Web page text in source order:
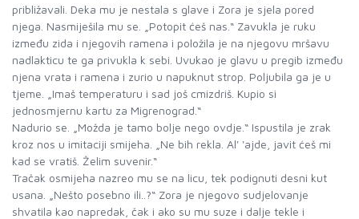
približavali. Deka mu je nestala s glave i Zora je sjela pored
njega. Nasmiješila mu se. „Potopit ćeš nas.“ Zavukla je ruku
između zida i njegovih ramena i položila je na njegovu mršavu
nadlakticu te ga privukla k sebi. Uvukao je glavu u pregib između
njena vrata i ramena i zurio u napuknut strop. Poljubila ga je u
tjeme. „Imaš temperaturu i sad još cmizdriš. Kupio si
jednosmjernu kartu za Migrenograd.“
Nadurio se. „Možda je tamo bolje nego ovdje.“ Ispustila je zrak
kroz nos u imitaciji smijeha. „Ne bih rekla. Al' 'ajde, javit ćeš mi
kad se vratiš. Želim suvenir.“
Tračak osmijeha nazreo mu se na licu, tek podignuti desni kut
usana. „Nešto posebno ili..?“ Zora je njegovo sudjelovanje
shvatila kao napredak, čak i ako su mu suze i dalje tekle i